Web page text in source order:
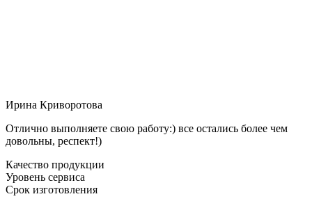
Ирина Криворотова
Отлично выполняете свою работу:) все остались более чем
довольны, респект!)
Качество продукции
Уровень сервиса
Срок изготовления